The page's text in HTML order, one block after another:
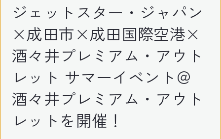
ジェットスター・ジャパン
×成田市×成田国際空港×
酒々井プレミアム・アウト
レット サマーイベント＠
酒々井プレミアム・アウト
レットを開催！